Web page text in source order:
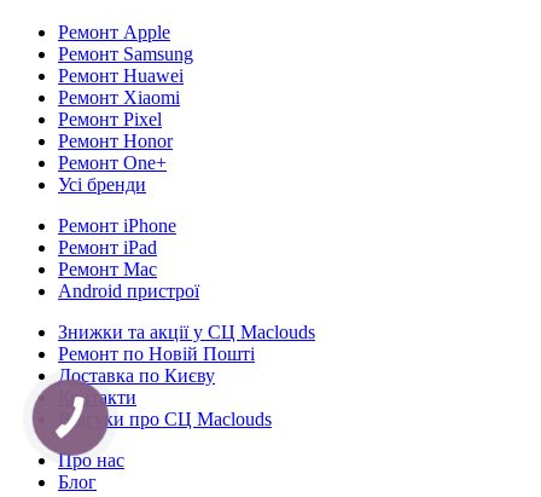
Ремонт Apple
Ремонт Samsung
Ремонт Huawei
Ремонт Xiaomi
Ремонт Pixel
Ремонт Honor
Ремонт One+
Усі бренди
Ремонт iPhone
Ремонт iPad
Ремонт Mac
Android пристрої
Знижки та акції у СЦ Maclouds
Ремонт по Новій Пошті
Доставка по Києву
Контакти
Відгуки про СЦ Maclouds
Про нас
Блог
КНОПКА
СВЯЗИ